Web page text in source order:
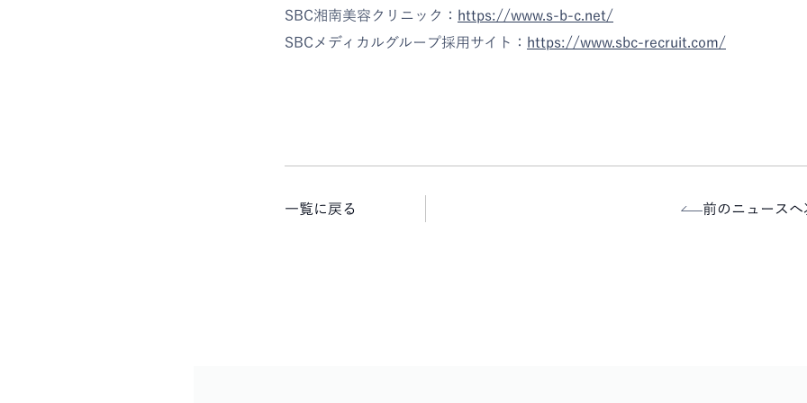
SBC湘南美容クリニック： https://www.s-b-c.net/
SBCメディカルグループ採用サイト： https://www.sbc-recruit.com/
一覧に戻る 前のニュースへ